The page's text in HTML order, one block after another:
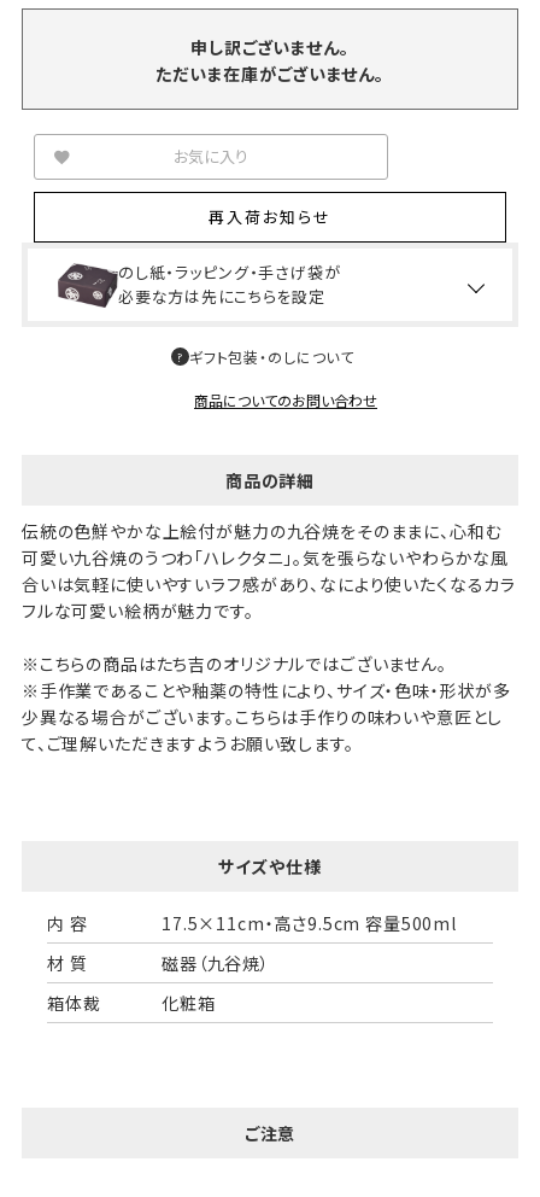
申し訳ございません。
ただいま在庫がございません。
お気に入り
再入荷お知らせ
のし紙・ラッピング・手さげ袋が
必要な方は先にこちらを設定
ギフト包装・のしについて
商品についてのお問い合わせ
商品の詳細
伝統の色鮮やかな上絵付が魅力の九谷焼をそのままに、心和む
可愛い九谷焼のうつわ「ハレクタニ」。気を張らないやわらかな風
合いは気軽に使いやすいラフ感があり、なにより使いたくなるカラ
フルな可愛い絵柄が魅力です。
※こちらの商品はたち吉のオリジナルではございません。
※手作業であることや釉薬の特性により、サイズ・色味・形状が多
少異なる場合がございます。こちらは手作りの味わいや意匠とし
て、ご理解いただきますようお願い致します。
サイズや仕様
内 容
17.5×11cm・高さ9.5cm 容量500ml
材 質
磁器（九谷焼）
箱体裁
化粧箱
ご注意